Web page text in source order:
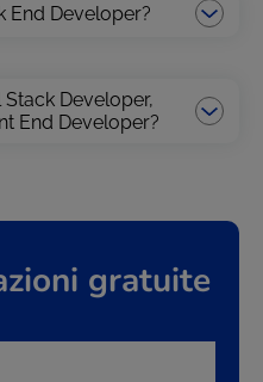
End Developer?
Developer,
End Developer?
gratuite